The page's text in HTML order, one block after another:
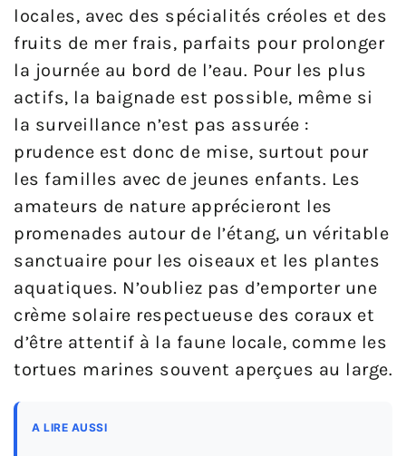
locales, avec des spécialités créoles et des
fruits de mer frais, parfaits pour prolonger
la journée au bord de l’eau. Pour les plus
actifs, la baignade est possible, même si
la surveillance n’est pas assurée :
prudence est donc de mise, surtout pour
les familles avec de jeunes enfants. Les
amateurs de nature apprécieront les
promenades autour de l’étang, un véritable
sanctuaire pour les oiseaux et les plantes
aquatiques. N’oubliez pas d’emporter une
crème solaire respectueuse des coraux et
d’être attentif à la faune locale, comme les
tortues marines souvent aperçues au large.
A LIRE AUSSI